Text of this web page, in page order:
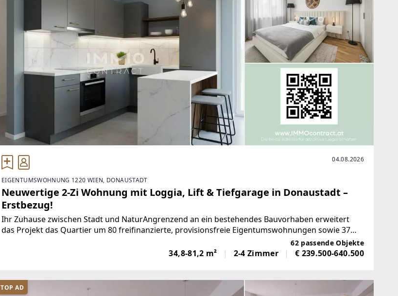
04.08.2026
EIGENTUMSWOHNUNG 1220 WIEN, DONAUSTADT
Neuwertige 2-Zi Wohnung mit Loggia, Lift & Tiefgarage in Donaustadt –
Erstbezug!
Ihr Zuhause zwischen Stadt und NaturAngrenzend an ein bestehendes Bauvorhaben erweitert
das Projekt das Quartier um 80 freifinanzierte, provisionsfreie Eigentumswohnungen sowie 37
62 passende Objekte
34,8-81,2 m² 2-4 Zimmer € 239.500-640.500
TOP AD